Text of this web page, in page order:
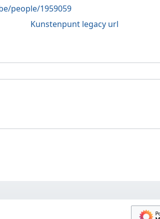
people/1959059
Kunstenpunt legacy url